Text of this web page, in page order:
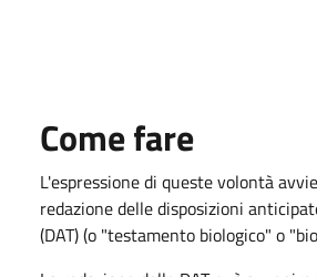
Come fare
L'espressione di queste volontà
redazione delle disposizioni
(DAT) (o "testamento biologico" o